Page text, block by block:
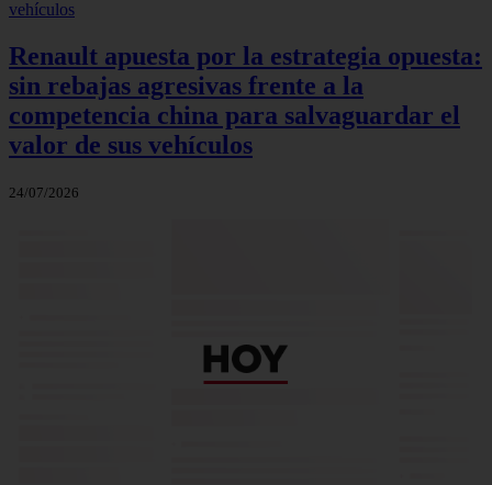
Renault apuesta por la estrategia opuesta:
sin rebajas agresivas frente a la
competencia china para salvaguardar el
valor de sus vehículos
24/07/2026